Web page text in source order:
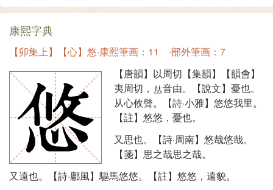
康熙字典
【卯集上】【心】悠·康熙筆画：11 ·部外筆画：7
【唐韻】以周切【集韻】【韻會】
夷周切，
音由。【說文】憂也。
从心攸聲。【詩·小雅】悠悠我里。
【註】悠悠，憂也。
又思也。【詩·周南】悠哉悠哉。
【箋】思之哉思之哉。
又遠也。【詩·鄘風】驅馬悠悠。【註】悠悠，遠貌。